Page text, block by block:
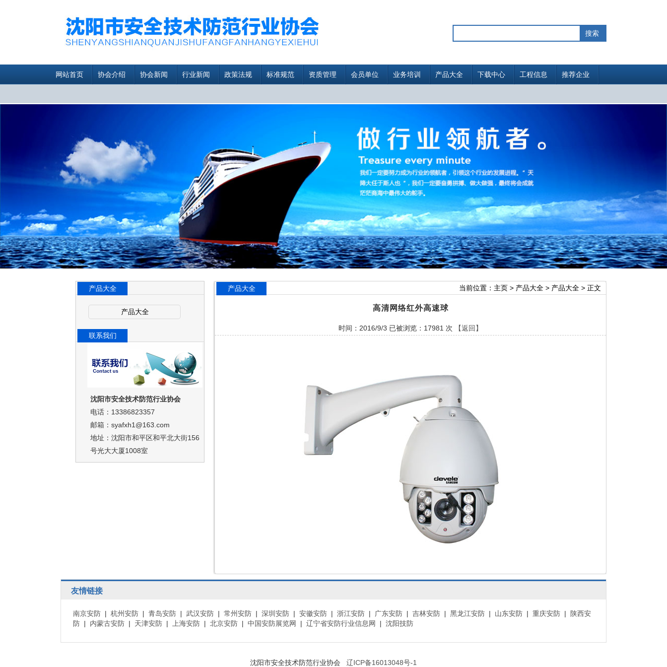
网站首页 协会介绍 协会新闻 行业新闻 政策法规 标准规范 资质管理 会员单位 业务培训 产品大全 下载中心 工程信息 推荐企业
产品大全
产品大全
联系我们
沈阳市安全技术防范行业协会
电话：13386823357
邮箱：syafxh1@163.com
地址：沈阳市和平区和平北大街156
号光大大厦1008室
当前位置： 主页 > 产品大全 > 产品大全 > 正文
产品大全
高清网络红外高速球
时间：2016/9/3 已被浏览：17981 次 【返回】
友情链接
南京安防 | 杭州安防 | 青岛安防 | 武汉安防 | 常州安防 | 深圳安防 | 安徽安防 | 浙江安防 | 广东安防 | 吉林安防 | 黑龙江安防 | 山东安防 | 重庆安防 |
陕西安
防 | 内蒙古安防 | 天津安防 | 上海安防 | 北京安防 | 中国安防展览网 | 辽宁省安防行业信息网 | 沈阳技防
沈阳市安全技术防范行业协会 辽ICP备16013048号-1